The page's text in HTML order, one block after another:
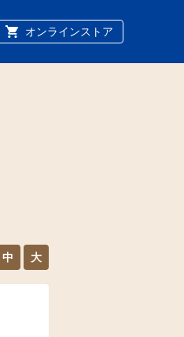
オンラインストア
中 大